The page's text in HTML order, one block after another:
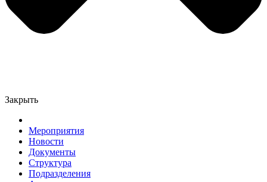
Закрыть
Мероприятия
Новости
Документы
Структура
Подразделения